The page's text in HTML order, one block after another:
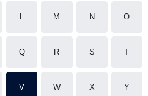
L M N O
Q R S T
V W X Y